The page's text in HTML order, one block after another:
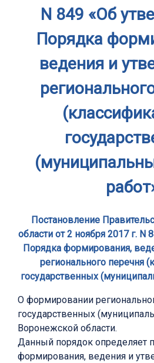
N 849 «Об
Порядка
ведения и
Постановление
области от 2 ноября 2017 г.
Порядка формирования,
регионального перечня
государственных
О формировании
государственных
Воронежской области.
Данный порядок определяет
формирования, ведения и